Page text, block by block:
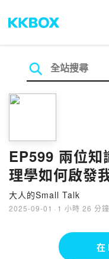
EP599 兩位知
理學如何啟發
應對創業過程
文化共同創辦
大人的Small Talk
2025-09-01 · 1 小時 26 分鐘
在